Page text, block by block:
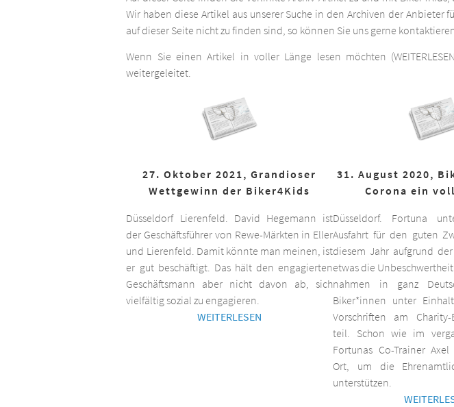
Wir haben diese Artikel aus unserer Suche in den Archiven der
auf dieser Seite nicht zu finden sind, so können Sie uns gerne
Wenn Sie einen Artikel in voller Länge lesen möchten
weitergeleitet.
27. Oktober 2021, Grandioser
Wettgewinn der Biker4Kids
Düsseldorf Lierenfeld. David Hegemann ist
der Geschäftsführer von Rewe-Märkten in Eller
und Lierenfeld. Damit könnte man meinen, ist
er gut beschäftigt. Das hält den engagierten
Geschäftsmann aber nicht davon ab, sich
vielfältig sozial zu engagieren.
WEITERLESEN
31. August 2020,
Corona ein
Düsseldorf. Fortuna
Ausfahrt für den guten
diesem Jahr aufgrund
etwas die
nahmen in ganz
Biker*innen unter
Vorschriften am Charity-
teil. Schon wie im
Fortunas Co-Trainer
Ort, um die
unterstützen.